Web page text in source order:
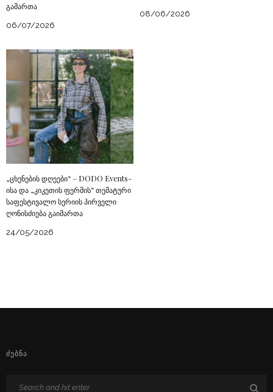
გამართა
06/07/2026
08/06/2026
„ცხენების დღეები“ – DODO Events-
ისა და „კიკეთის ფერმის“ თემატური
საფესტივალო სერიის პირველი
ღონისძიება გაიმართა
24/05/2026
ᲫᲔᲑᲜᲐ